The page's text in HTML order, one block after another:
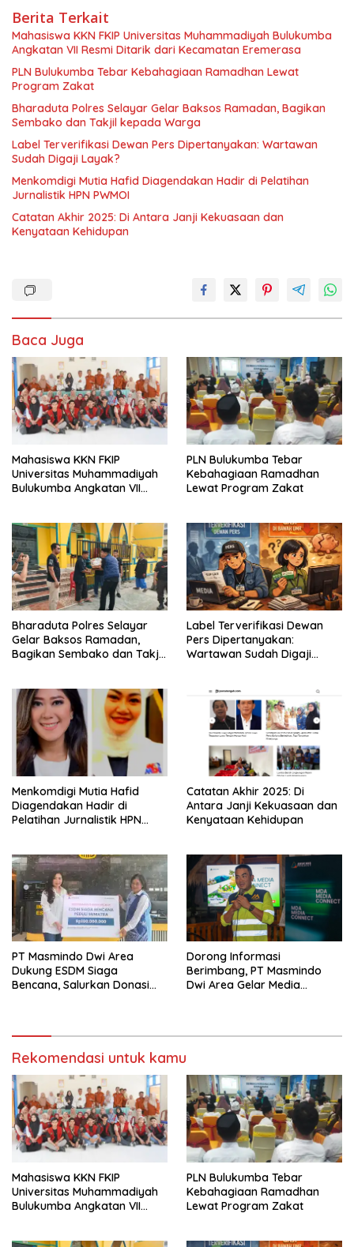
Berita Terkait
Mahasiswa KKN FKIP Universitas Muhammadiyah Bulukumba
Angkatan VII Resmi Ditarik dari Kecamatan Eremerasa
PLN Bulukumba Tebar Kebahagiaan Ramadhan Lewat
Program Zakat
Bharaduta Polres Selayar Gelar Baksos Ramadan, Bagikan
Sembako dan Takjil kepada Warga
Label Terverifikasi Dewan Pers Dipertanyakan: Wartawan
Sudah Digaji Layak?
Menkomdigi Mutia Hafid Diagendakan Hadir di Pelatihan
Jurnalistik HPN PWMOI
‎Catatan Akhir 2025: Di Antara Janji Kekuasaan dan
Kenyataan Kehidupan
Baca Juga
Mahasiswa KKN FKIP
Universitas Muhammadiyah
Bulukumba Angkatan VII
PLN Bulukumba Tebar
Kebahagiaan Ramadhan
Lewat Program Zakat
Bharaduta Polres Selayar
Gelar Baksos Ramadan,
Bagikan Sembako dan Takjil
Label Terverifikasi Dewan
Pers Dipertanyakan:
Wartawan Sudah Digaji
Menkomdigi Mutia Hafid
Diagendakan Hadir di
Pelatihan Jurnalistik HPN
‎Catatan Akhir 2025: Di
Antara Janji Kekuasaan dan
Kenyataan Kehidupan
PT Masmindo Dwi Area
Dukung ESDM Siaga
Bencana, Salurkan Donasi
‎Dorong Informasi
Berimbang, PT Masmindo
Dwi Area Gelar Media
Rekomendasi untuk kamu
Mahasiswa KKN FKIP
Universitas Muhammadiyah
Bulukumba Angkatan VII
PLN Bulukumba Tebar
Kebahagiaan Ramadhan
Lewat Program Zakat